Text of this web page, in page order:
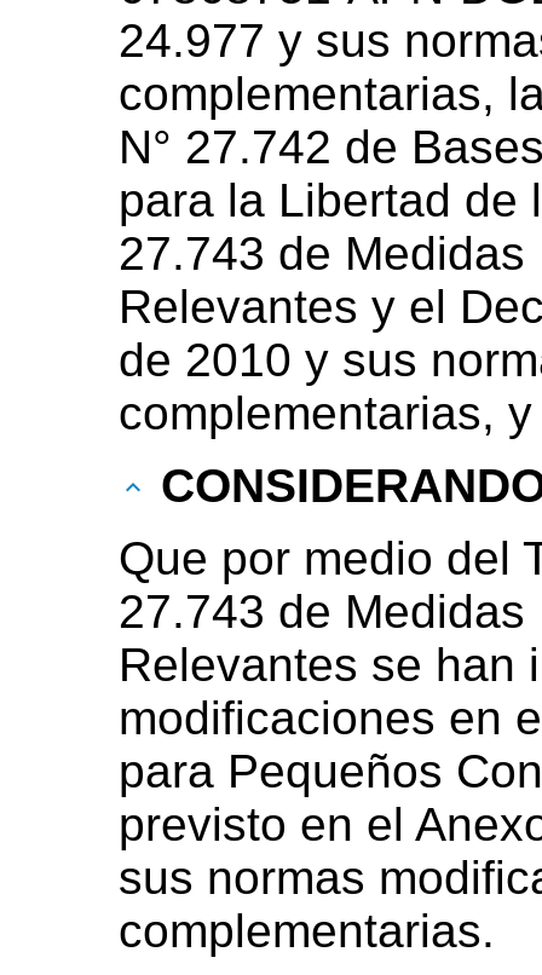
24.977 y sus
complementarias,
N° 27.742 de
para la Libertad de
27.743 de
Relevantes y el
de 2010 y sus
complementarias, y
Que por medio del
27.743 de
Relevantes se han
modificaciones en
para Pequeños
previsto en el
sus normas
complementarias.